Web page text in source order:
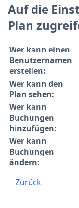
Auf die
Plan
Wer kann einen
Benutzernamen
erstellen:
Wer kann den
Plan sehen:
Wer kann
Buchungen
hinzufügen:
Wer kann
Buchungen
ändern:
Zurück